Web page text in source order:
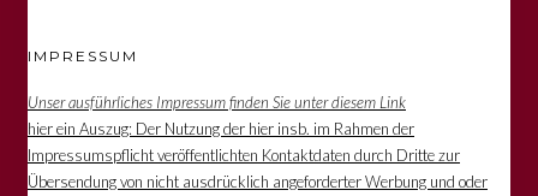
IMPRESSUM
Unser ausführliches Impressum finden Sie unter diesem Link
hier ein Auszug: Der Nutzung der hier insb. im Rahmen der
Impressumspflicht veröffentlichten Kontaktdaten durch Dritte zur
Übersendung von nicht ausdrücklich angeforderter Werbung und oder